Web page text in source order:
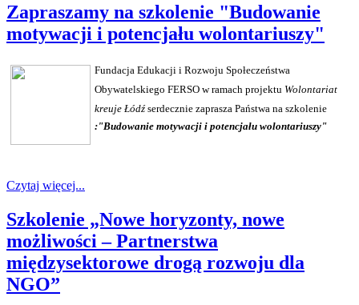
Zapraszamy na szkolenie "Budowanie
motywacji i potencjału wolontariuszy"
Fundacja Edukacji i Rozwoju Społeczeństwa
Obywatelskiego FERSO w ramach projektu Wolontariat
kreuje Łódźserdecznie zaprasza Państwa na szkolenie
:"Budowanie motywacji i potencjału wolontariuszy"
Czytaj więcej...
Szkolenie „Nowe horyzonty, nowe
możliwości – Partnerstwa
międzysektorowe drogą rozwoju dla
NGO”